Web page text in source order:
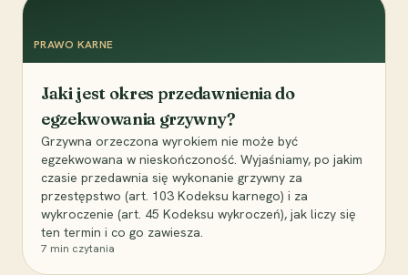
PRAWO KARNE
Jaki jest okres przedawnienia do
egzekwowania grzywny?
Grzywna orzeczona wyrokiem nie może być
egzekwowana w nieskończoność. Wyjaśniamy, po jakim
czasie przedawnia się wykonanie grzywny za
przestępstwo (art. 103 Kodeksu karnego) i za
wykroczenie (art. 45 Kodeksu wykroczeń), jak liczy się
ten termin i co go zawiesza.
7 min czytania